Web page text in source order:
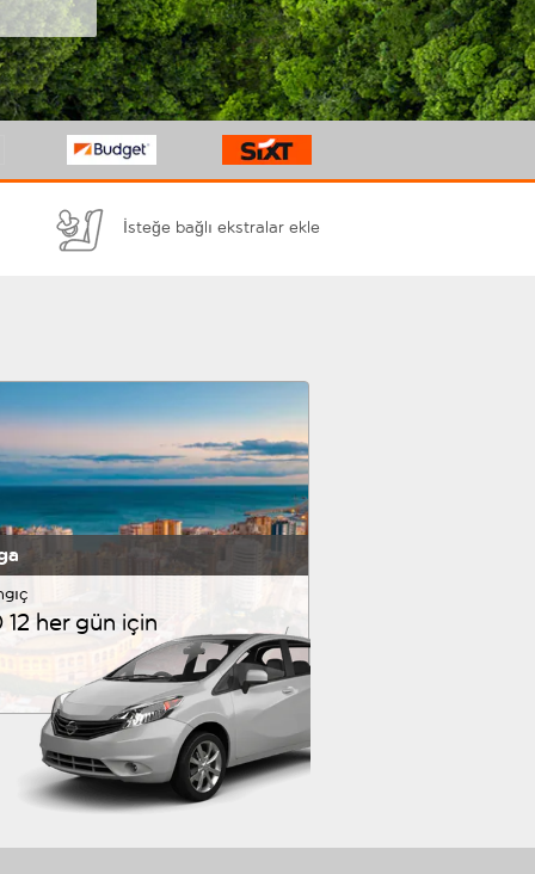
İsteğe bağlı ekstralar ekle
12 her gün için